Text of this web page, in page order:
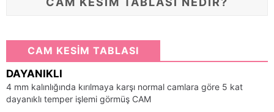
CAM KESİM TABLASI
DAYANIKLI
4 mm kalınlığında kırılmaya karşı normal camlara göre 5 kat
dayanıklı temper işlemi görmüş CAM